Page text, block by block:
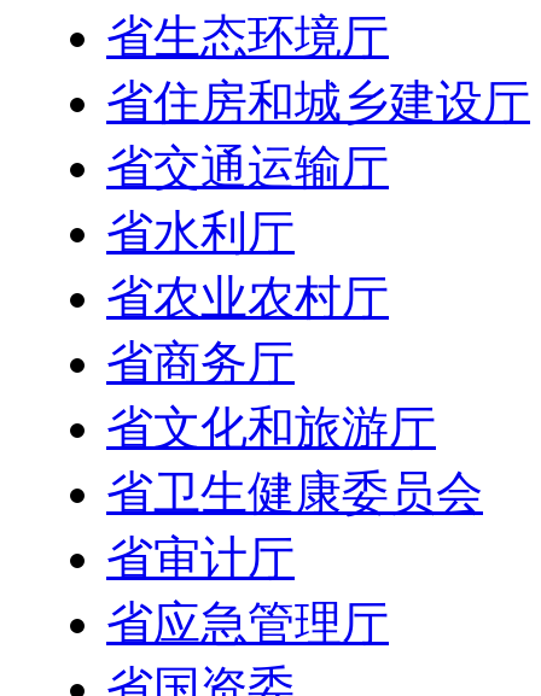
省生态环境厅
省住房和城乡建设厅
省交通运输厅
省水利厅
省农业农村厅
省商务厅
省文化和旅游厅
省卫生健康委员会
省审计厅
省应急管理厅